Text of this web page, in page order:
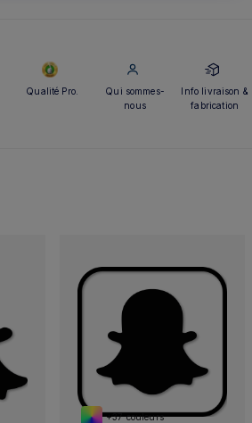
Qualité Pro.
Qui sommes-
nous
Info livraison &
fabrication
+37 couleurs